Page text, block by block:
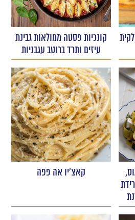
קונכיות פסטה ממולאות גבינת
עיזים ותרד ברוטב עגבניות
קאצ'יו אה פפה